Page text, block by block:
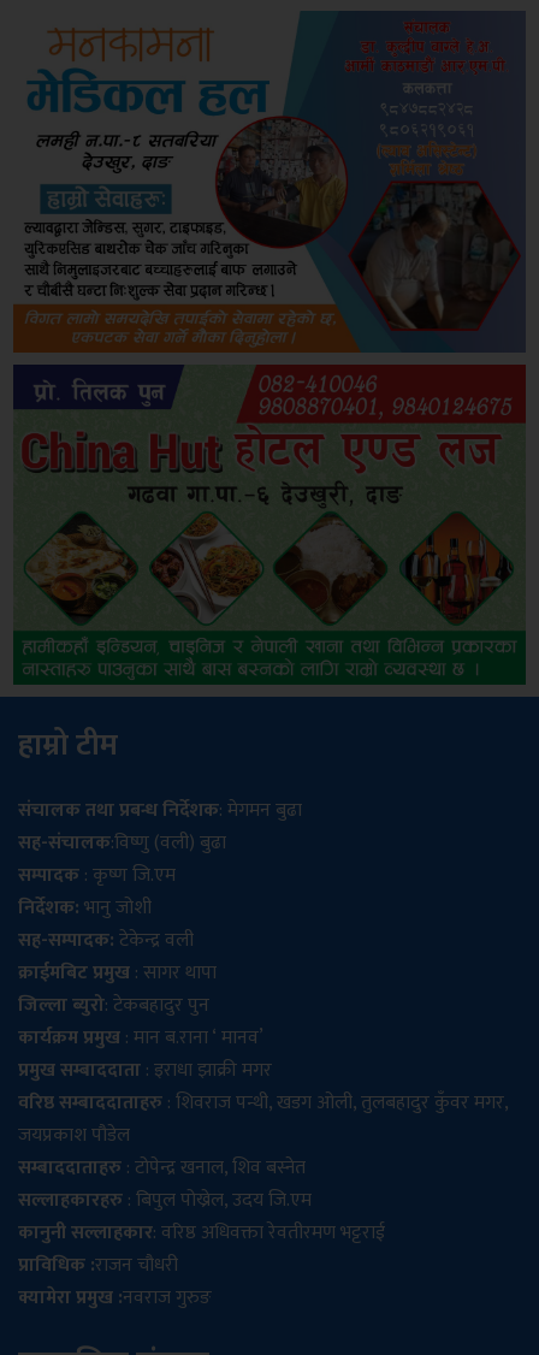
हाम्रो टीम
संचालक तथा प्रबन्ध निर्देशक: मेगमन बुढा
सह-संचालक:विष्णु (वली) बुढा
सम्पादक: कृष्ण जि.एम
निर्देशक:भानु जोशी
सह-सम्पादक:टेकेन्द्र वली
क्राईमबिट प्रमुख: सागर थापा
जिल्ला ब्युरो: टेकबहादुर पुन
कार्यक्रम प्रमुख: मान ब.राना ‘ मानव’
प्रमुख सम्बाददाता: इराधा झाक्री मगर
वरिष्ठ सम्बाददाताहरु: शिवराज पन्थी, खडग ओली, तुलबहादुर कुँवर मगर,
जयप्रकाश पौडेल
सम्बाददाताहरु: टोपेन्द्र खनाल, शिव बस्नेत
सल्लाहकारहरु: बिपुल पोख्रेल, उदय जि.एम
कानुनी सल्लाहकार: वरिष्ठ अधिवक्ता रेवतीरमण भट्टराई
प्राविधिक :राजन चौधरी
क्यामेरा प्रमुख :नवराज गुरुङ